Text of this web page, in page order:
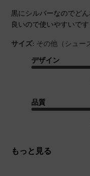
黒にシルバーなのでど
良いので使いやすいです
サイズ: その他（シュー
デザイン
品質
もっと見る